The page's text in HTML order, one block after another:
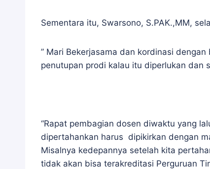
Sementara itu, Swarsono, S.PAK.,MM,
” Mari Bekerjasama dan kordinasi
penutupan prodi kalau itu diperlukan dan
“Rapat pembagian dosen diwaktu yang
dipertahankan harus dipikirkan dengan
Misalnya kedepannya setelah kita
tidak akan bisa terakreditasi Perguruan